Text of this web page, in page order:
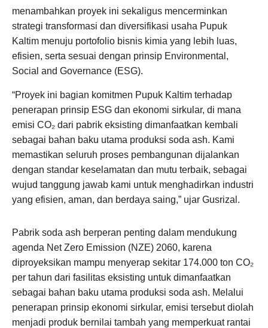
menambahkan proyek ini sekaligus mencerminkan
strategi transformasi dan diversifikasi usaha Pupuk
Kaltim menuju portofolio bisnis kimia yang lebih luas,
efisien, serta sesuai dengan prinsip Environmental,
Social and Governance (ESG).
“Proyek ini bagian komitmen Pupuk Kaltim terhadap
penerapan prinsip ESG dan ekonomi sirkular, di mana
emisi CO₂ dari pabrik eksisting dimanfaatkan kembali
sebagai bahan baku utama produksi soda ash. Kami
memastikan seluruh proses pembangunan dijalankan
dengan standar keselamatan dan mutu terbaik, sebagai
wujud tanggung jawab kami untuk menghadirkan industri
yang efisien, aman, dan berdaya saing,” ujar Gusrizal.
Pabrik soda ash berperan penting dalam mendukung
agenda Net Zero Emission (NZE) 2060, karena
diproyeksikan mampu menyerap sekitar 174.000 ton CO₂
per tahun dari fasilitas eksisting untuk dimanfaatkan
sebagai bahan baku utama produksi soda ash. Melalui
penerapan prinsip ekonomi sirkular, emisi tersebut diolah
menjadi produk bernilai tambah yang memperkuat rantai